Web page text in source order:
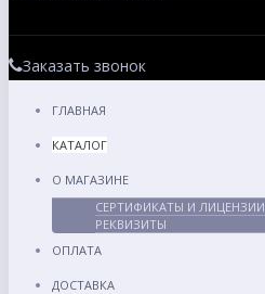
Заказать звонок
ГЛАВНАЯ
КАТАЛОГ
О МАГАЗИНЕ
СЕРТИФИКАТЫ И ЛИЦЕНЗИИ
РЕКВИЗИТЫ
ОПЛАТА
ДОСТАВКА